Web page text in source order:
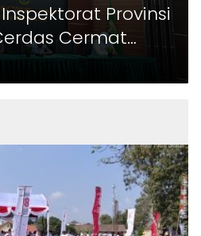
Provinsi
Cermat
SMA/SMK